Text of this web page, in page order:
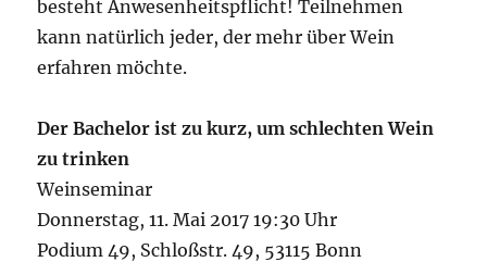
besteht Anwesenheitspflicht! Teilnehmen
kann natürlich jeder, der mehr über Wein
erfahren möchte.
Der Bachelor ist zu kurz, um schlechten Wein
zu trinken
Weinseminar
Donnerstag, 11. Mai 2017 19:30 Uhr
Podium 49, Schloßstr. 49, 53115 Bonn